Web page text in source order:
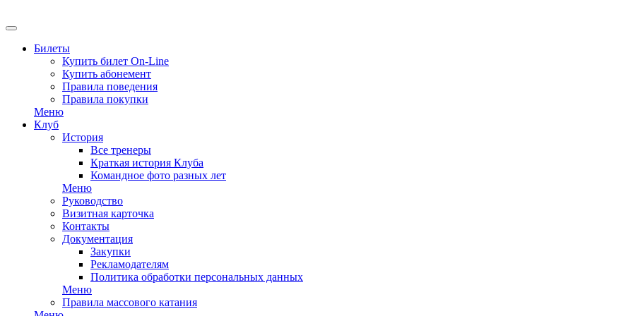
Билеты
Купить билет On-Line
Купить абонемент
Правила поведения
Правила покупки
Меню
Клуб
История
Все тренеры
Краткая история Клуба
Командное фото разных лет
Меню
Руководство
Визитная карточка
Контакты
Документация
Закупки
Рекламодателям
Политика обработки персональных данных
Меню
Правила массового катания